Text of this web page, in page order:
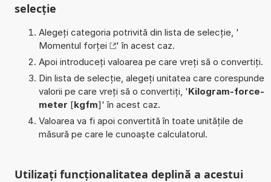
selecție
Alegeți categoria potrivită din lista de selecție, '
Momentul forței
' în acest caz.
Apoi introduceți valoarea pe care vreți să o convertiți.
Din lista de selecție, alegeți unitatea care corespunde
valorii pe care vreți să o convertiți, 'Kilogram-force-
meter [kgfm]' în acest caz.
Valoarea va fi apoi convertită în toate unitățile de
măsură pe care le cunoaște calculatorul.
Utilizați funcționalitatea deplină a acestui